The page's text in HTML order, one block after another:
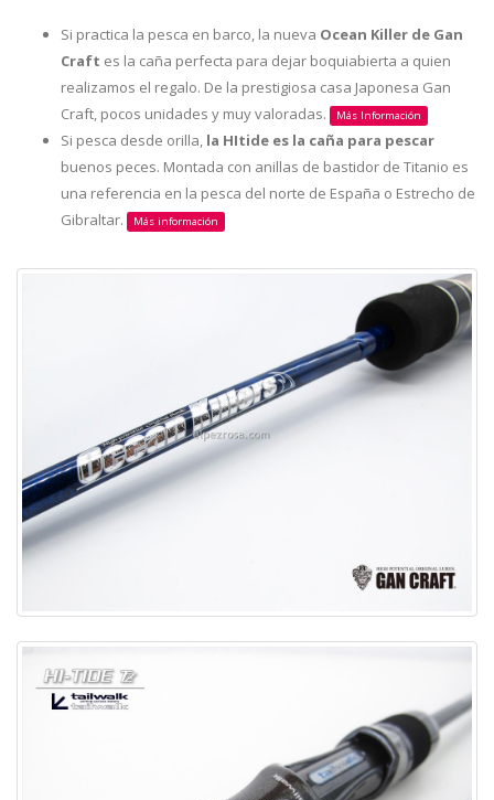
Si practica la pesca en barco, la nueva Ocean Killer de Gan
Craft es la caña perfecta para dejar boquiabierta a quien
realizamos el regalo. De la prestigiosa casa Japonesa Gan
Craft, pocos unidades y muy valoradas.
Más Información
Si pesca desde orilla, la HItide es la caña para pescar
buenos peces. Montada con anillas de bastidor de Titanio es
una referencia en la pesca del norte de España o Estrecho de
Gibraltar.
Más información